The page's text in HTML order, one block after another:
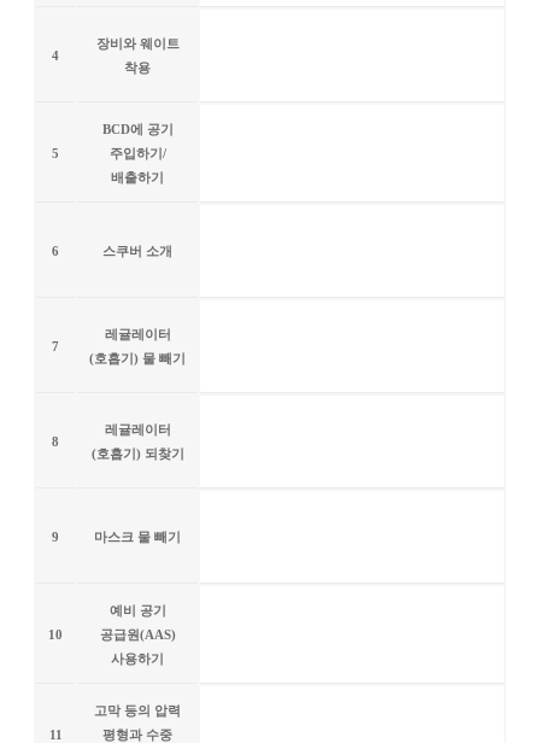
4
장비와 웨이트
착용
5
BCD에 공기
주입하기/
배출하기
6 스쿠버 소개
7
레귤레이터
(호흡기) 물 빼기
8
레귤레이터
(호흡기) 되찾기
9 마스크 물 빼기
10
예비 공기
공급원(AAS)
사용하기
11
고막 등의 압력
평형과 수중